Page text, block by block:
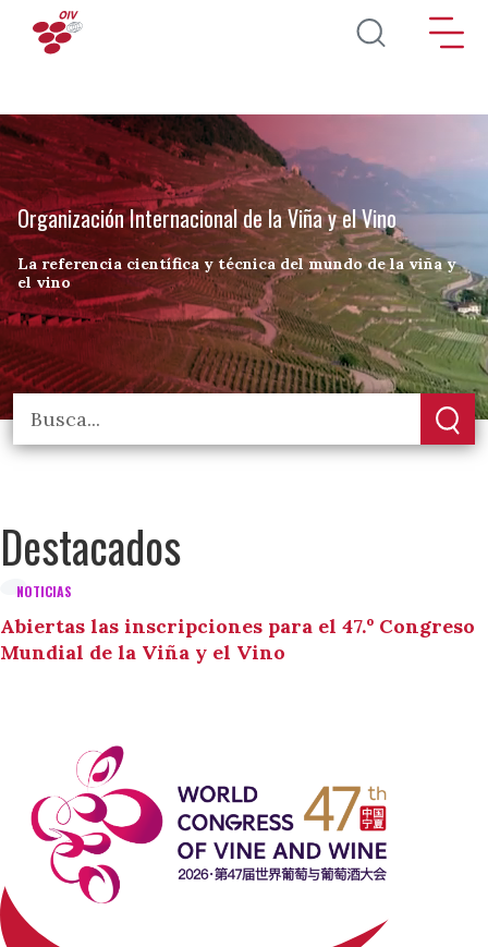
Pasar al contenido principal
Organización Internacional de la Viña y el Vino
La referencia científica y técnica del mundo de la viña y
el vino
Destacados
NOTICIAS
Abiertas las inscripciones para el 47.º Congreso
Mundial de la Viña y el Vino